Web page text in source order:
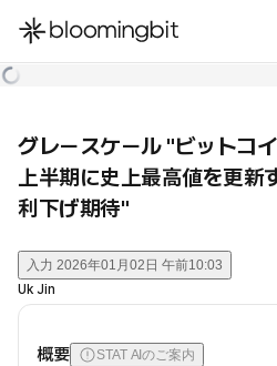
한국어
グレースケール "ビットコイ
上半期に史上最高値を更新
利下げ期待"
入力 2026年01月02日 午前10:03
Uk Jin
概要 STAT AIのご案内